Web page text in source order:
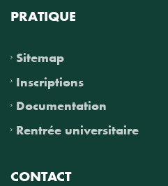
PRATIQUE
Sitemap
Inscriptions
Documentation
Rentrée universitaire
CONTACT